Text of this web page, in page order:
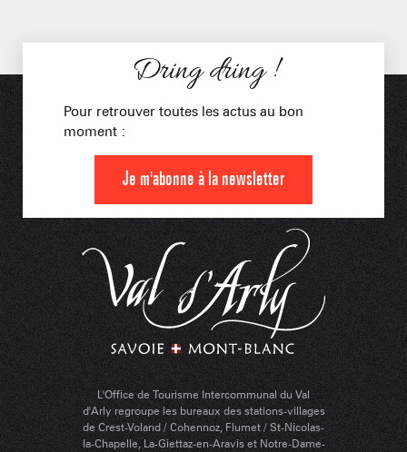
L'Office de Tourisme Intercommunal du Val
d'Arly regroupe les bureaux des stations-villages
de Crest-Voland / Cohennoz, Flumet / St-Nicolas-
la-Chapelle, La-Giettaz-en-Aravis et Notre-Dame-
Dring dring !
Pour retrouver toutes les actus au bon
moment :
Je m'abonne à la newsletter